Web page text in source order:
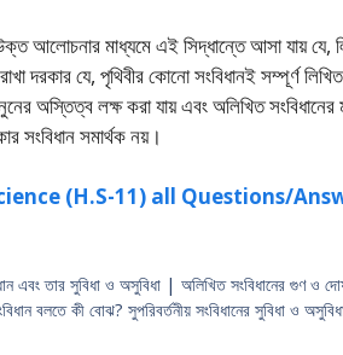
আলোচনার মাধ্যমে এই সিদ্ধান্তে আসা যায় যে,
দরকার যে, পৃথিবীর কোনাে সংবিধানই সম্পূর্ণ
অস্তিত্ব লক্ষ করা যায় এবং অলিখিত
সংবিধান সমার্থক নয়।
(H.S-11) all Questions/
এবং তার সুবিধা ও অসুবিধা | অলিখিত সংবিধানের গুণ ও
বলতে কী বােঝ? সুপরিবর্তনীয় সংবিধানের সুবিধা ও